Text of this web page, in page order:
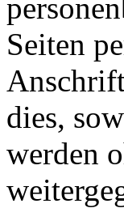
Seiten
dies,
werden